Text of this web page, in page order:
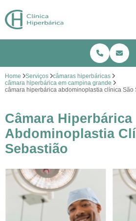
Home Serviços
câmaras hiperbáricas
câmara hiperbárica em campina grande
câmara hiperbárica abdominoplastia clínica São
Câmara Hiperbárica
Abdominoplastia
Sebastião